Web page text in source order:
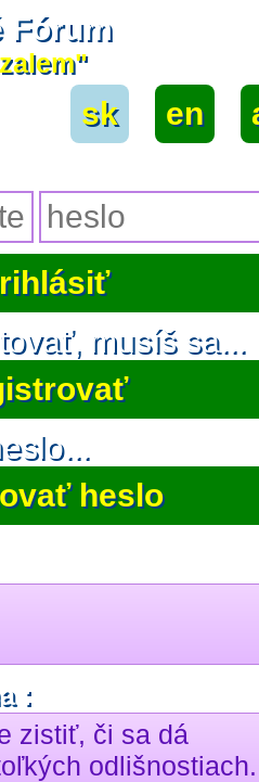
Fórum
sk en
musíš sa...
heslo
:
zistiť, či sa dá
odlišnostiach.